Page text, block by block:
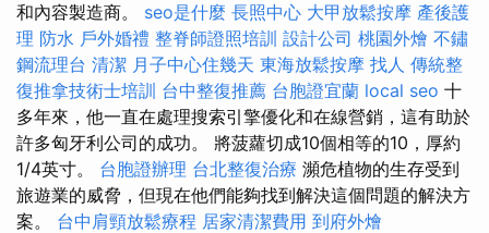
和內容製造商。 seo是什麼 長照中心 大甲放鬆按摩 產後護
理 防水 戶外婚禮 整脊師證照培訓 設計公司 桃園外燴 不鏽
鋼流理台 清潔 月子中心住幾天 東海放鬆按摩 找人 傳統整
復推拿技術士培訓 台中整復推薦 台胞證宜蘭 local seo 十
多年來，他一直在處理搜索引擎優化和在線營銷，這有助於
許多匈牙利公司的成功。 將菠蘿切成10個相等的10，厚約
1/4英寸。 台胞證辦理 台北整復治療 瀕危植物的生存受到
旅遊業的威脅，但現在他們能夠找到解決這個問題的解決方
案。 台中肩頸放鬆療程 居家清潔費用 到府外燴